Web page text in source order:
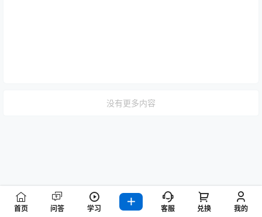
没有更多内容
首页 问答 学习 客服 兑换 我的